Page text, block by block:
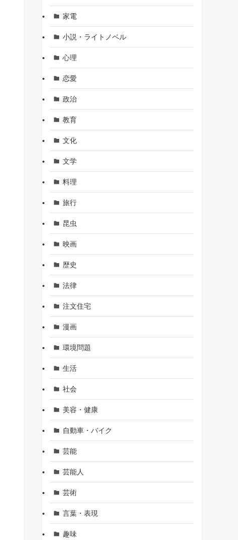
家電
小説・ライトノベル
心理
恋愛
政治
教育
文化
文学
料理
旅行
昆虫
映画
歴史
法律
注文住宅
漫画
環境問題
生活
社会
美容・健康
自動車・バイク
芸能
芸能人
芸術
言葉・表現
趣味